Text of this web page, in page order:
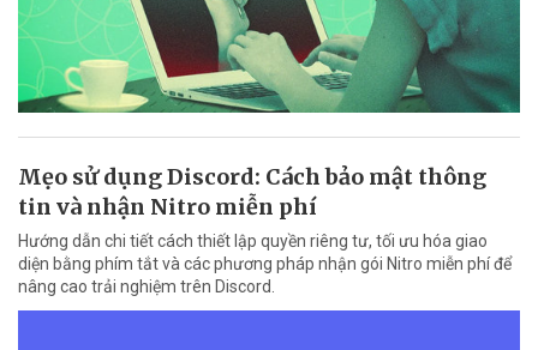
Mẹo sử dụng Discord: Cách bảo mật thông
tin và nhận Nitro miễn phí
Hướng dẫn chi tiết cách thiết lập quyền riêng tư, tối ưu hóa giao
diện bằng phím tắt và các phương pháp nhận gói Nitro miễn phí để
nâng cao trải nghiệm trên Discord.